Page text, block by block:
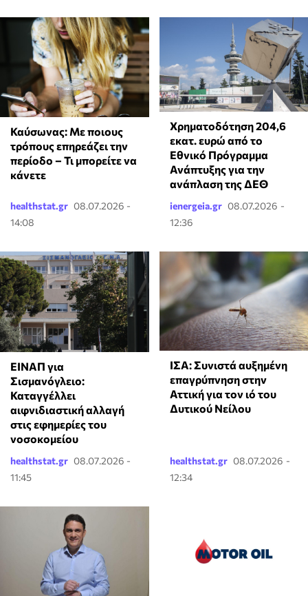
Καύσωνας: Με ποιους
τρόπους επηρεάζει την
περίοδο – Τι μπορείτε να
κάνετε
healthstat.gr 08.07.2026 -
14:08
Χρηματοδότηση 204,6
εκατ. ευρώ από το
Εθνικό Πρόγραμμα
Ανάπτυξης για την
ανάπλαση της ΔΕΘ
ienergeia.gr 08.07.2026 -
12:36
ΕΙΝΑΠ για
Σισμανόγλειο:
Καταγγέλλει
αιφνιδιαστική αλλαγή
στις εφημερίες του
νοσοκομείου
healthstat.gr 08.07.2026 -
11:45
ΙΣΑ: Συνιστά αυξημένη
επαγρύπνηση στην
Αττική για τον ιό του
Δυτικού Νείλου
healthstat.gr 08.07.2026 -
12:34